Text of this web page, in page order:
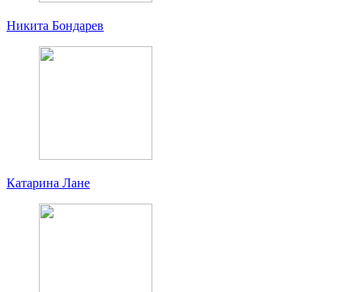
Никита Бондарев
Катарина Лане